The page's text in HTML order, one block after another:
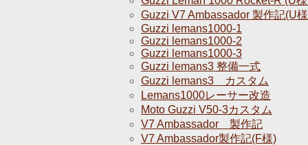
Guzzi V7 Ambassador 製作記(U様
Guzzi lemans1000-1
Guzzi lemans1000-2
Guzzi lemans1000-3
Guzzi lemans3 整備一式
Guzzi lemans3 カスタム
Lemans1000レーサー改造
Moto Guzzi V50-3カスタム
V7 Ambassador 製作記
V7 Ambassador製作記(F様)